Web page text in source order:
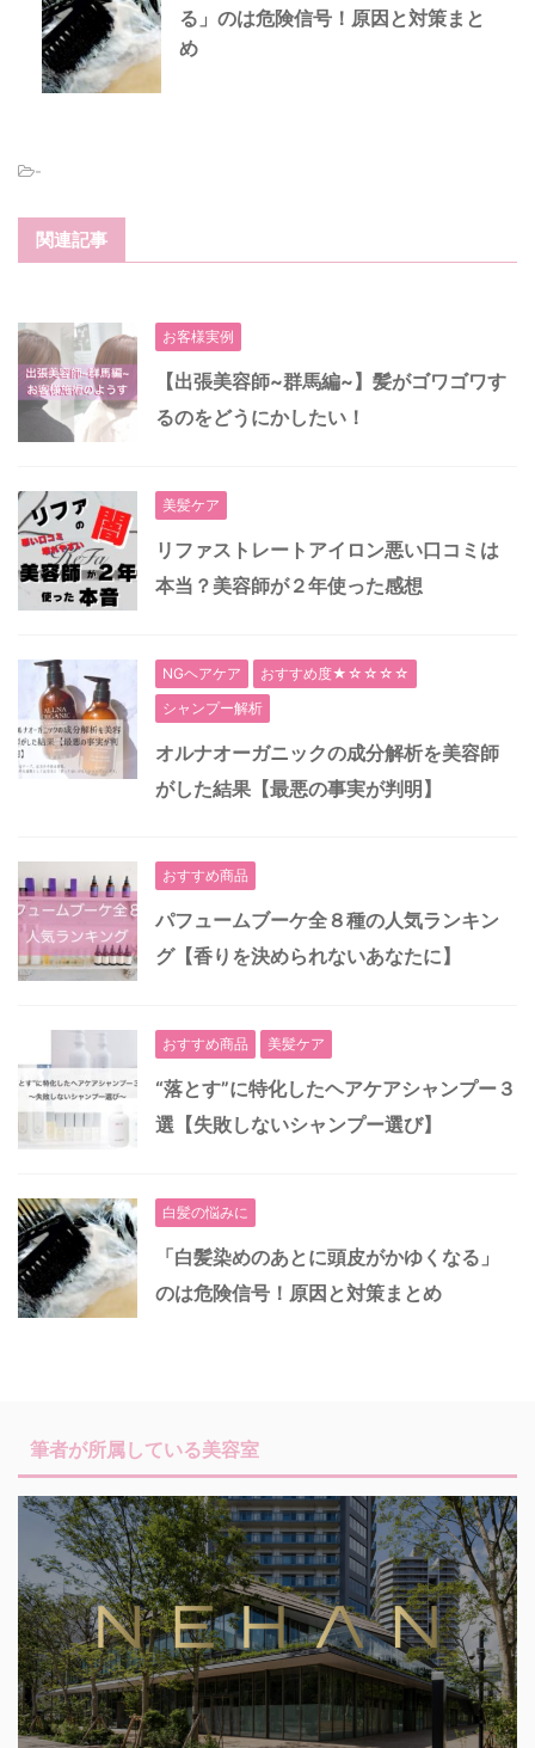
る」のは危険信号！原因と対策まと
め
-
関連記事
お客様実例
【出張美容師~群馬編~】髪がゴワゴワす
るのをどうにかしたい！
美髪ケア
リファストレートアイロン悪い口コミは
本当？美容師が２年使った感想
NGヘアケア
おすすめ度★☆☆☆☆
シャンプー解析
オルナオーガニックの成分解析を美容師
がした結果【最悪の事実が判明】
おすすめ商品
パフュームブーケ全８種の人気ランキン
グ【香りを決められないあなたに】
おすすめ商品 美髪ケア
“落とす”に特化したヘアケアシャンプー３
選【失敗しないシャンプー選び】
白髪の悩みに
「白髪染めのあとに頭皮がかゆくなる」
のは危険信号！原因と対策まとめ
筆者が所属している美容室